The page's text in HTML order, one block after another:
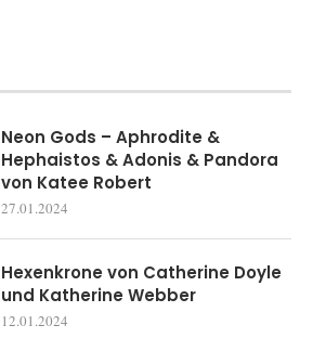
Neon Gods – Aphrodite &
Hephaistos & Adonis & Pandora
von Katee Robert
27.01.2024
Hexenkrone von Catherine Doyle
und Katherine Webber
12.01.2024